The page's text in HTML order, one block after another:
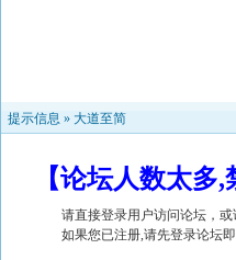
提示信息 » 大道至简
【论坛人数太
请直接登录用户访问论坛，或
如果您已注册,请先登录论坛